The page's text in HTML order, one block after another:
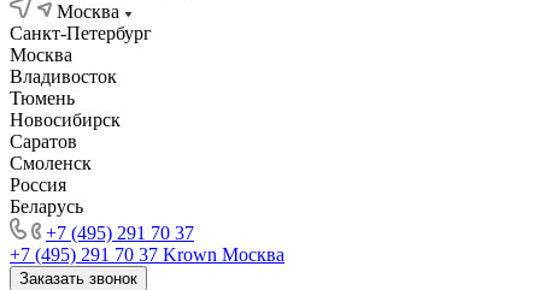
Москва
Санкт-Петербург
Москва
Владивосток
Тюмень
Новосибирск
Саратов
Смоленск
Россия
Беларусь
+7 (495) 291 70 37
+7 (495) 291 70 37 Krown Москва
Заказать звонок